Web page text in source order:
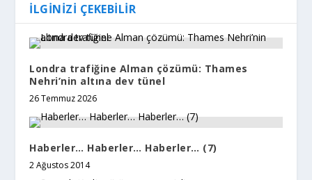
İLGINIZI ÇEKEBILIR
Londra trafiğine Alman çözümü: Thames
Nehri’nin altına dev tünel
26 Temmuz 2026
Haberler… Haberler… Haberler… (7)
2 Ağustos 2014